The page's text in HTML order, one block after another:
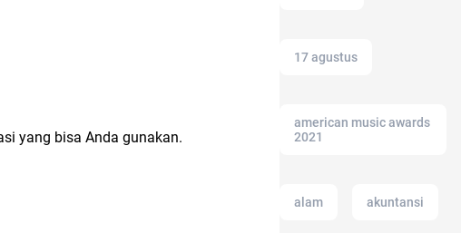
yang bisa Anda gunakan.
17 agustus
american music awards
2021
alam akuntansi